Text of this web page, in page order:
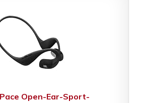
Pace Open-Ear-Sport-